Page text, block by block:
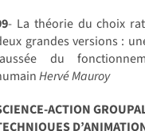
- La théorie du choix
grandes versions :
du
Hervé Mauroy
ACTION